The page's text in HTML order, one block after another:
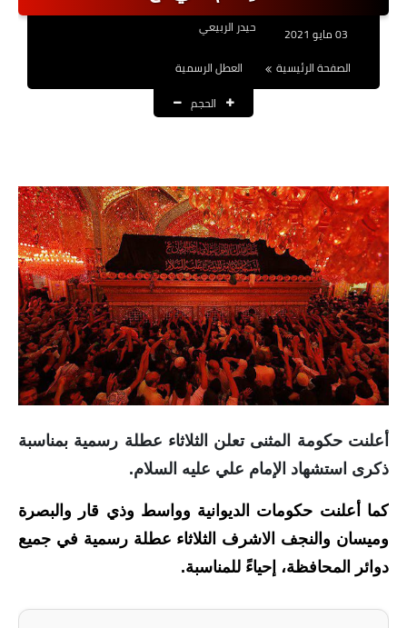
نتائج التعيينات
العقود والاجور اليومية
الرواتب والقروض
القروض والسلف
المنح المالية
قطع الاراضي
اخبار العراق
الاخبار السياسية
الاخبار الامنية
الاخبار الاقتصادية
الاخبار الرياضية
المدارس
اخبار وقرارات وزارة التربية
نتائج الامتحانات
حيدر الربيعي
الصفحة الرئيسية
العطل الرسمية
الحجم
أعلنت حكومة المثنى تعلن الثلاثاء عطلة رسمية بمناسبة
ذكرى استشهاد الإمام علي عليه السلام.
كما أعلنت حكومات الديوانية وواسط وذي قار والبصرة
وميسان والنجف الاشرف الثلاثاء عطلة رسمية في جميع
دوائر المحافظة، إحياءً للمناسبة.